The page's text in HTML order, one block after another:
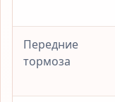
Передние
тормоза